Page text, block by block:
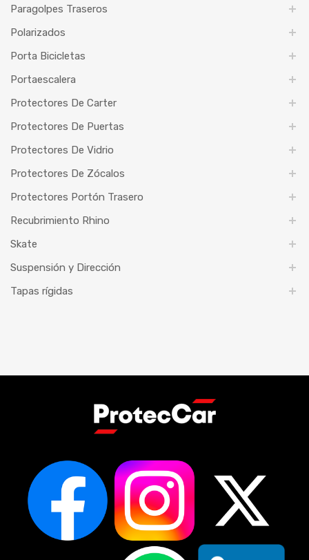
Paragolpes Traseros
Polarizados
Porta Bicicletas
Portaescalera
Protectores De Carter
Protectores De Puertas
Protectores De Vidrio
Protectores De Zócalos
Protectores Portón Trasero
Recubrimiento Rhino
Skate
Suspensión y Dirección
Tapas rígidas